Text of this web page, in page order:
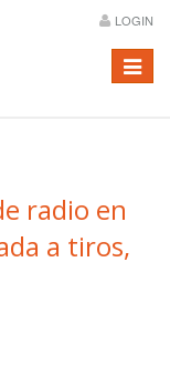
LOGIN
Menú
radio en
a tiros,